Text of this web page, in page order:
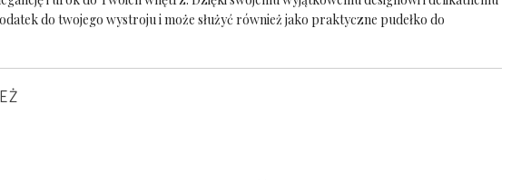
do twojego wystroju i może służyć również jako praktyczne pudełko do